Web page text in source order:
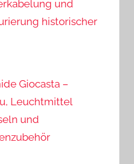
und
historischer
Giocasta –
Leuchtmittel
und